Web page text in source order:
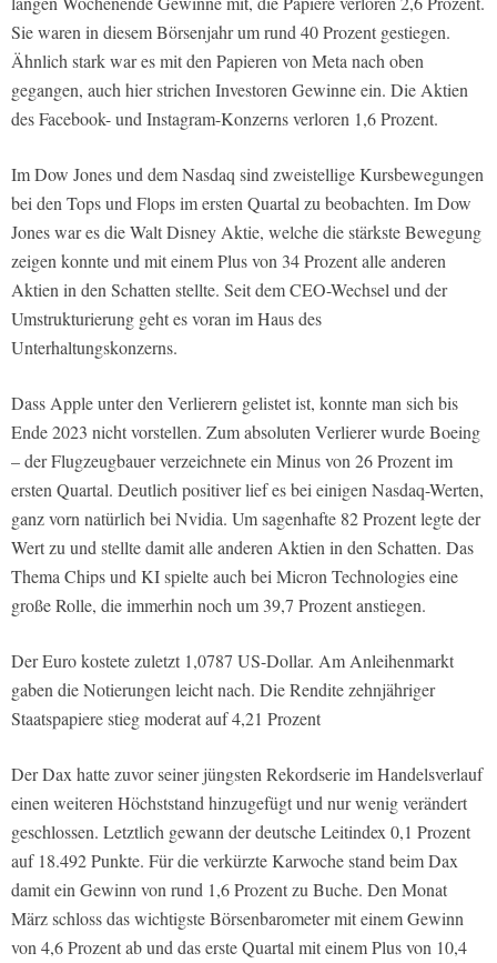
Sie waren in diesem Börsenjahr um rund 40 Prozent gestiegen.
Ähnlich stark war es mit den Papieren von Meta nach oben
gegangen, auch hier strichen Investoren Gewinne ein. Die Aktien
des Facebook- und Instagram-Konzerns verloren 1,6 Prozent.
Im Dow Jones und dem Nasdaq sind zweistellige Kursbewegungen
bei den Tops und Flops im ersten Quartal zu beobachten. Im Dow
Jones war es die Walt Disney Aktie, welche die stärkste Bewegung
zeigen konnte und mit einem Plus von 34 Prozent alle anderen
Aktien in den Schatten stellte. Seit dem CEO-Wechsel und der
Umstrukturierung geht es voran im Haus des
Unterhaltungskonzerns.
Dass Apple unter den Verlierern gelistet ist, konnte man sich bis
Ende 2023 nicht vorstellen. Zum absoluten Verlierer wurde Boeing
– der Flugzeugbauer verzeichnete ein Minus von 26 Prozent im
ersten Quartal. Deutlich positiver lief es bei einigen Nasdaq-Werten,
ganz vorn natürlich bei Nvidia. Um sagenhafte 82 Prozent legte der
Wert zu und stellte damit alle anderen Aktien in den Schatten. Das
Thema Chips und KI spielte auch bei Micron Technologies eine
große Rolle, die immerhin noch um 39,7 Prozent anstiegen.
Der Euro kostete zuletzt 1,0787 US-Dollar. Am Anleihenmarkt
gaben die Notierungen leicht nach. Die Rendite zehnjähriger
Staatspapiere stieg moderat auf 4,21 Prozent
Der Dax hatte zuvor seiner jüngsten Rekordserie im Handelsverlauf
einen weiteren Höchststand hinzugefügt und nur wenig verändert
geschlossen. Letztlich gewann der deutsche Leitindex 0,1 Prozent
auf 18.492 Punkte. Für die verkürzte Karwoche stand beim Dax
damit ein Gewinn von rund 1,6 Prozent zu Buche. Den Monat
März schloss das wichtigste Börsenbarometer mit einem Gewinn
von 4,6 Prozent ab und das erste Quartal mit einem Plus von 10,4